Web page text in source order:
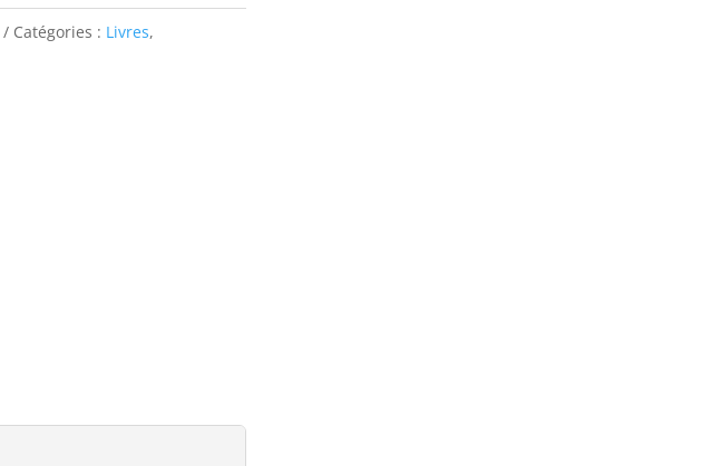
Catégories : Livres,